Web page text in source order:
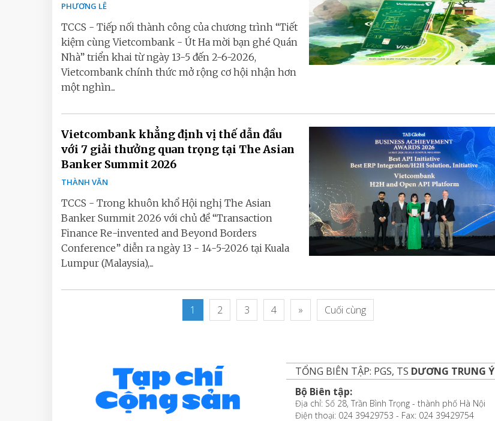
PHƯƠNG LÊ
TCCS - Tiếp nối thành công của chương trình “Tiết
kiệm cùng Vietcombank - Út Ha mời bạn ghé Quán
Nhà” triển khai từ ngày 13-5 đến 2-6-2026,
Vietcombank chính thức mở rộng cơ hội nhận hơn
một nghìn...
Vietcombank khẳng định vị thế dẫn đầu
với 7 giải thưởng quan trọng tại The Asian
Banker Summit 2026
THÀNH VĂN
TCCS - Trong khuôn khổ Hội nghị The Asian
Banker Summit 2026 với chủ đề “Transaction
Finance Re-invented and Beyond Borders
Conference” diễn ra ngày 13 - 14-5-2026 tại Kuala
Lumpur (Malaysia),...
1 2 3 4 » Cuối cùng
TỔNG BIÊN TẬP: PGS, TS DƯƠNG TRUNG Ý
Bộ Biên tập:
Địa chỉ: Số 28, Trần Bình Trọng - thành phố Hà Nội
Điện thoại: 024 39429753 - Fax: 024 39429754